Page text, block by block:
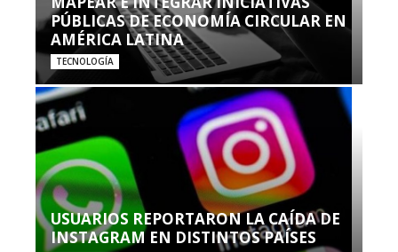
PÚBLICAS DE ECONOMÍA CIRCULAR EN
AMÉRICA LATINA
TECNOLOGÍA
USUARIOS REPORTARON LA CAÍDA DE
INSTAGRAM EN DISTINTOS PAÍSES